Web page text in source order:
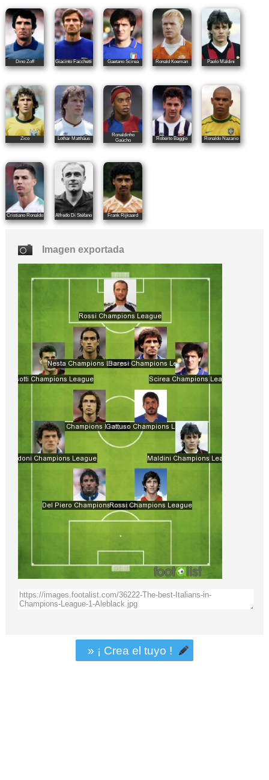
Dino Zoff Giacinto Facchetti Gaetano Scirea Ronald Koeman Paolo Maldini
Zico Lothar Matthäus
Ronaldinho
Gaúcho
Roberto Baggio Ronaldo Nazario
Cristiano Ronaldo Alfredo Di Stéfano Frank Rijkaard
Imagen exportada
» ¡ Crea el tuyo !